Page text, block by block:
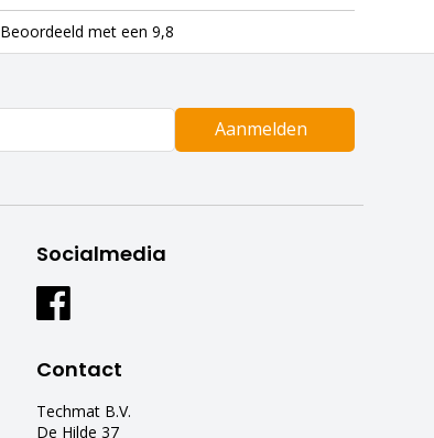
Beoordeeld met een 9,8
Aanmelden
Socialmedia
Contact
Techmat B.V.
De Hilde 37